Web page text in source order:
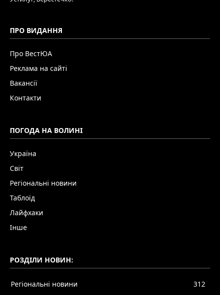
ПРО ВИДАННЯ
Про ВестЮА
Реклама на сайті
Вакансії
Контакти
ПОГОДА НА ВОЛИНІ
Україна
Світ
Регіональні новини
Таблоїд
Лайфхаки
Інше
РОЗДІЛИ НОВИН:
Регіональні новини
312